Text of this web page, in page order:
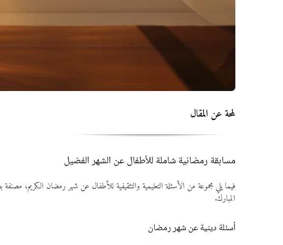
لمحة عن المقال
مسابقة رمضانية شاملة للأطفال عن الشهر الفضيل
فيما يلي مجموعة من الأسئلة التعليمية والتثقيفية للأطفال عن شهر رمضان الكريم،
المبارك.
أسئلة دينية عن شهر رمضان